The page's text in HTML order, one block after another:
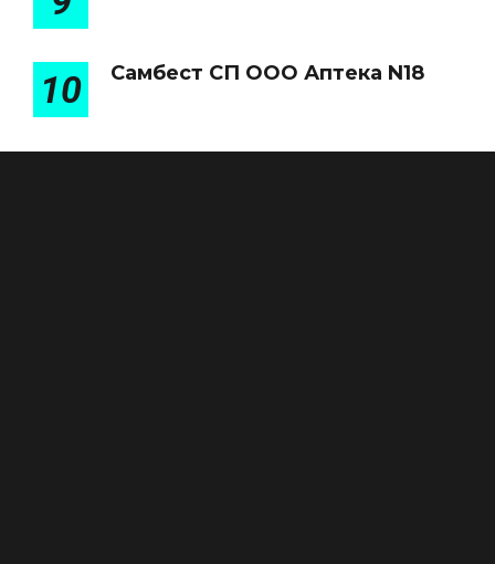
10 Самбест СП ООО Аптека N18